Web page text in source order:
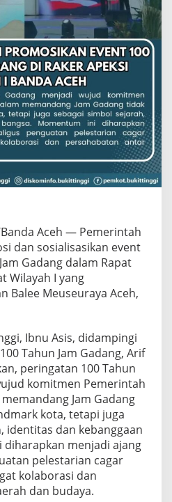
Aceh — Pemerintah
dan sosialisasikan event
Gadang dalam Rapat
Wilayah I yang
Balee Meuseuraya Aceh,
Ibnu Asis, didampingi
Tahun Jam Gadang, Arif
peringatan 100 Tahun
komitmen Pemerintah
Jam Gadang
kota, tetapi juga
identitas dan kebanggaan
menjadi ajang
pelestarian cagar
kolaborasi dan
dan budaya.